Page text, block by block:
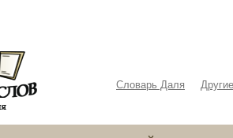
Словарь Даля